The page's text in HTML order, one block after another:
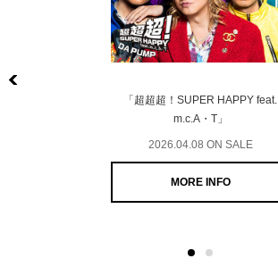
「超超超！SUPER HAPPY feat.
m.c.A・T」
2026.04.08 ON SALE
MORE INFO